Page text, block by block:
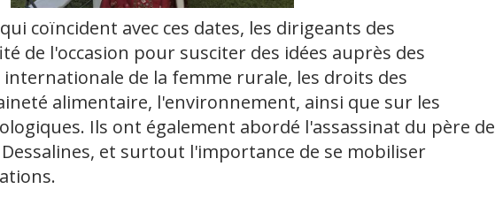
coïncident avec ces dates, les dirigeants des
de l'occasion pour susciter des idées auprès des
internationale de la femme rurale, les droits des
alimentaire, l'environnement, ainsi que sur les
Ils ont également abordé l'assassinat du père de
Dessalines, et surtout l'importance de se mobiliser